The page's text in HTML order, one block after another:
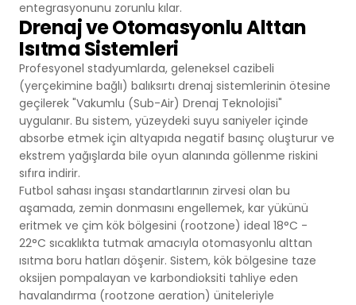
Beyzbol Sahaları
Ragbi Sahaları
Badminton Kortları
Futsal Sahaları
Kriket Sahaları
Amerikan Futbolu
Kapalı Minder Sporları
entegrasyonunu zorunlu kılar.
Drenaj ve Otomasyonlu Alttan
Isıtma Sistemleri
Profesyonel stadyumlarda, geleneksel cazibeli
(yerçekimine bağlı) balıksırtı drenaj sistemlerinin ötesine
geçilerek "Vakumlu (Sub-Air) Drenaj Teknolojisi"
uygulanır. Bu sistem, yüzeydeki suyu saniyeler içinde
absorbe etmek için altyapıda negatif basınç oluşturur ve
ekstrem yağışlarda bile oyun alanında göllenme riskini
sıfıra indirir.
Futbol sahası inşası standartlarının zirvesi olan bu
aşamada, zemin donmasını engellemek, kar yükünü
eritmek ve çim kök bölgesini (rootzone) ideal 18°C -
22°C sıcaklıkta tutmak amacıyla otomasyonlu alttan
ısıtma boru hatları döşenir. Sistem, kök bölgesine taze
oksijen pompalayan ve karbondioksiti tahliye eden
havalandırma (rootzone aeration) üniteleriyle